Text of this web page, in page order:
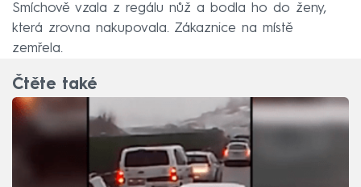
Smíchově vzala z regálu nůž a bodla ho do ženy,
která zrovna nakupovala. Zákaznice na místě
zemřela.
Čtěte také